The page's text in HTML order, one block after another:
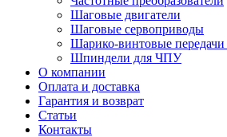
Шаговые двигатели
Шаговые сервоприводы
Шарико-винтовые
Шпиндели для ЧПУ
О компании
Оплата и доставка
Гарантия и возврат
Статьи
Контакты